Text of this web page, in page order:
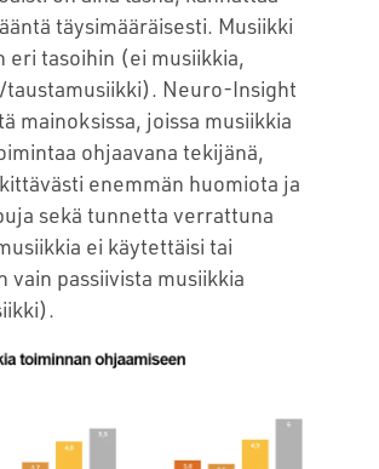
täysimääräisesti. Musiikki
eri tasoihin (ei musiikkia,
taustamusiikki). Neuro-Insight
mainoksissa, joissa musiikkia
ohjaavana tekijänä,
enemmän huomiota ja
sekä tunnetta verrattuna
ei käytettäisi tai
vain passiivista musiikkia